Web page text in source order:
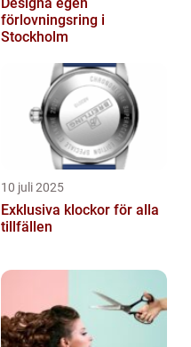
förlovningsring i
Stockholm
10 juli 2025
Exklusiva klockor för alla
tillfällen